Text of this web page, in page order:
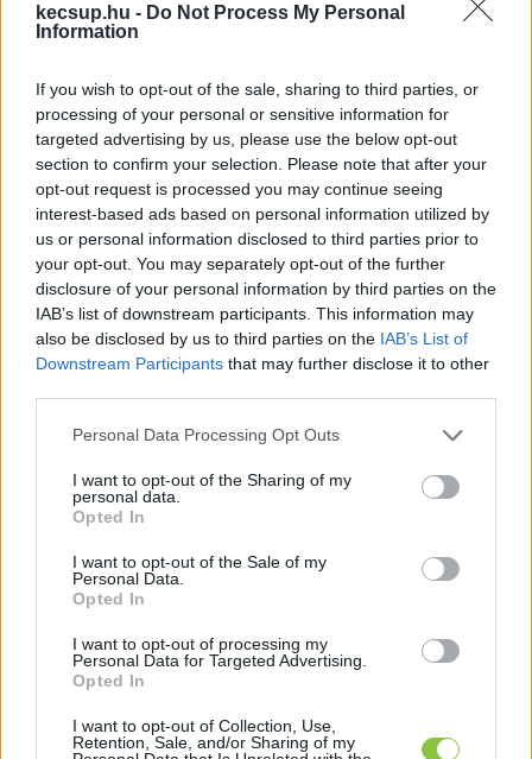
kecsup.hu - Do Not Process My Personal
Information
If you wish to opt-out of the sale, sharing to third parties, or
processing of your personal or sensitive information for
targeted advertising by us, please use the below opt-out
section to confirm your selection. Please note that after your
opt-out request is processed you may continue seeing
interest-based ads based on personal information utilized by
us or personal information disclosed to third parties prior to
your opt-out. You may separately opt-out of the further
disclosure of your personal information by third parties on the
IAB’s list of downstream participants. This information may
also be disclosed by us to third parties on the IAB’s List of
Downstream Participants that may further disclose it to other
Please note that this website/app uses one or more Google
not limited to your visit or usage behaviour. You may click to
grant or deny consent to Google and its third-party tags to
use your data for below specified purposes in below Google
consent section.
Personal Data Processing Opt Outs
I want to opt-out of the Sharing of my
personal data.
Opted In
I want to opt-out of the Sale of my
Personal Data.
Opted In
I want to opt-out of processing my
Personal Data for Targeted Advertising.
Opted In
I want to opt-out of Collection, Use,
Retention, Sale, and/or Sharing of my
A képviselő szerint „résztarvágás”,
az erdőmérnök szerint felújító
vágás történt a Szép utcai
véderdőben
Hétfőn délelőtt több fát is kivágtak a Szép utcai
véderdőből. Tóth Szilárd ellenzéki önkormányzati
képviselő és több lakos is negatív véleményét fejezte
Balla Szilárd 2026. 01. 28.